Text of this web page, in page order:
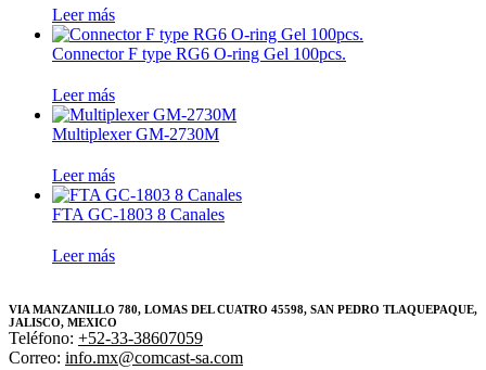
Leer más
Connector F type RG6 O-ring Gel 100pcs.
Leer más
Multiplexer GM-2730M
Leer más
FTA GC-1803 8 Canales
Leer más
VIA MANZANILLO 780, LOMAS DEL CUATRO 45598, SAN PEDRO TLAQUEPAQUE,
JALISCO, MEXICO
Teléfono: +52-33-38607059
Correo: info.mx@comcast-sa.com